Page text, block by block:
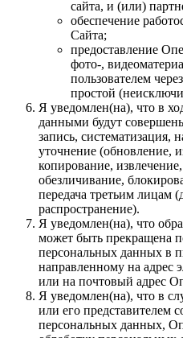
сайта, и (или)
обеспечение
Сайта;
предоставление
фото-,
пользователем
простой
Я уведомлен(на), что в
данными будут
запись, систематизация,
уточнение (обновление,
копирование,
обезличивание,
передача третьим лицам
распространение).
Я уведомлен(на), что
может быть прекращена
персональных данных в
направленному на адрес
или на почтовый адрес
Я уведомлен(на), что в
или его представителем
персональных данных,